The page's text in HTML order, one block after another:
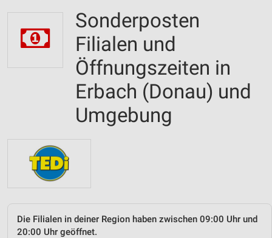
Sonderposten
Filialen und
Öffnungszeiten in
Erbach (Donau) und
Umgebung
Die Filialen in deiner Region haben zwischen 09:00 Uhr und
20:00 Uhr geöffnet.